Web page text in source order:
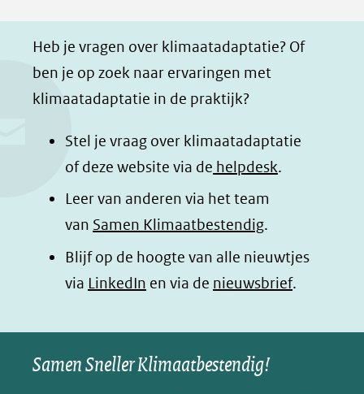
a
b
o
o
(opent
in
nieuw
venster)
naar
een
i
d
I
(opent
in
nieuw
venster)
naar
een
h
t
a
p
(opent
in
nieuw
venster)
naar
een
n
d
l
e
p
B
l
e
s
Heb je vragen over klimaatadaptatie? Of
ben je op zoek naar ervaringen met
klimaatadaptatie in de praktijk?
Stel je vraag over klimaatadaptatie
of deze website via de helpdesk.
Leer van anderen via het team
van Samen Klimaatbestendig.
Blijf op de hoogte van alle nieuwtjes
via LinkedIn (opent
nieuw
venster)
en via de nieuwsbrief.
Samen Sneller Klimaatbestendig!